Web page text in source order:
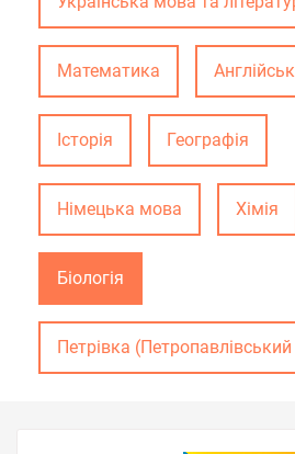
Математика
Історія Географія
Німецька мова Хімія
Біологія
Петрівка